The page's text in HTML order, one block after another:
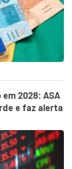
2028: ASA
e faz alerta